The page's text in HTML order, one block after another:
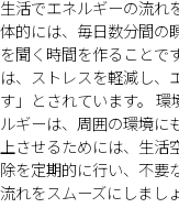
生活でエネルギーの流れ
体的には、毎日数分間の
を聞く時間を作ることで
は、ストレスを軽減し、
す」とされています。
ルギーは、周囲の環境に
上させるためには、生
除を定期的に行い、不要
流れをスムーズにしまし